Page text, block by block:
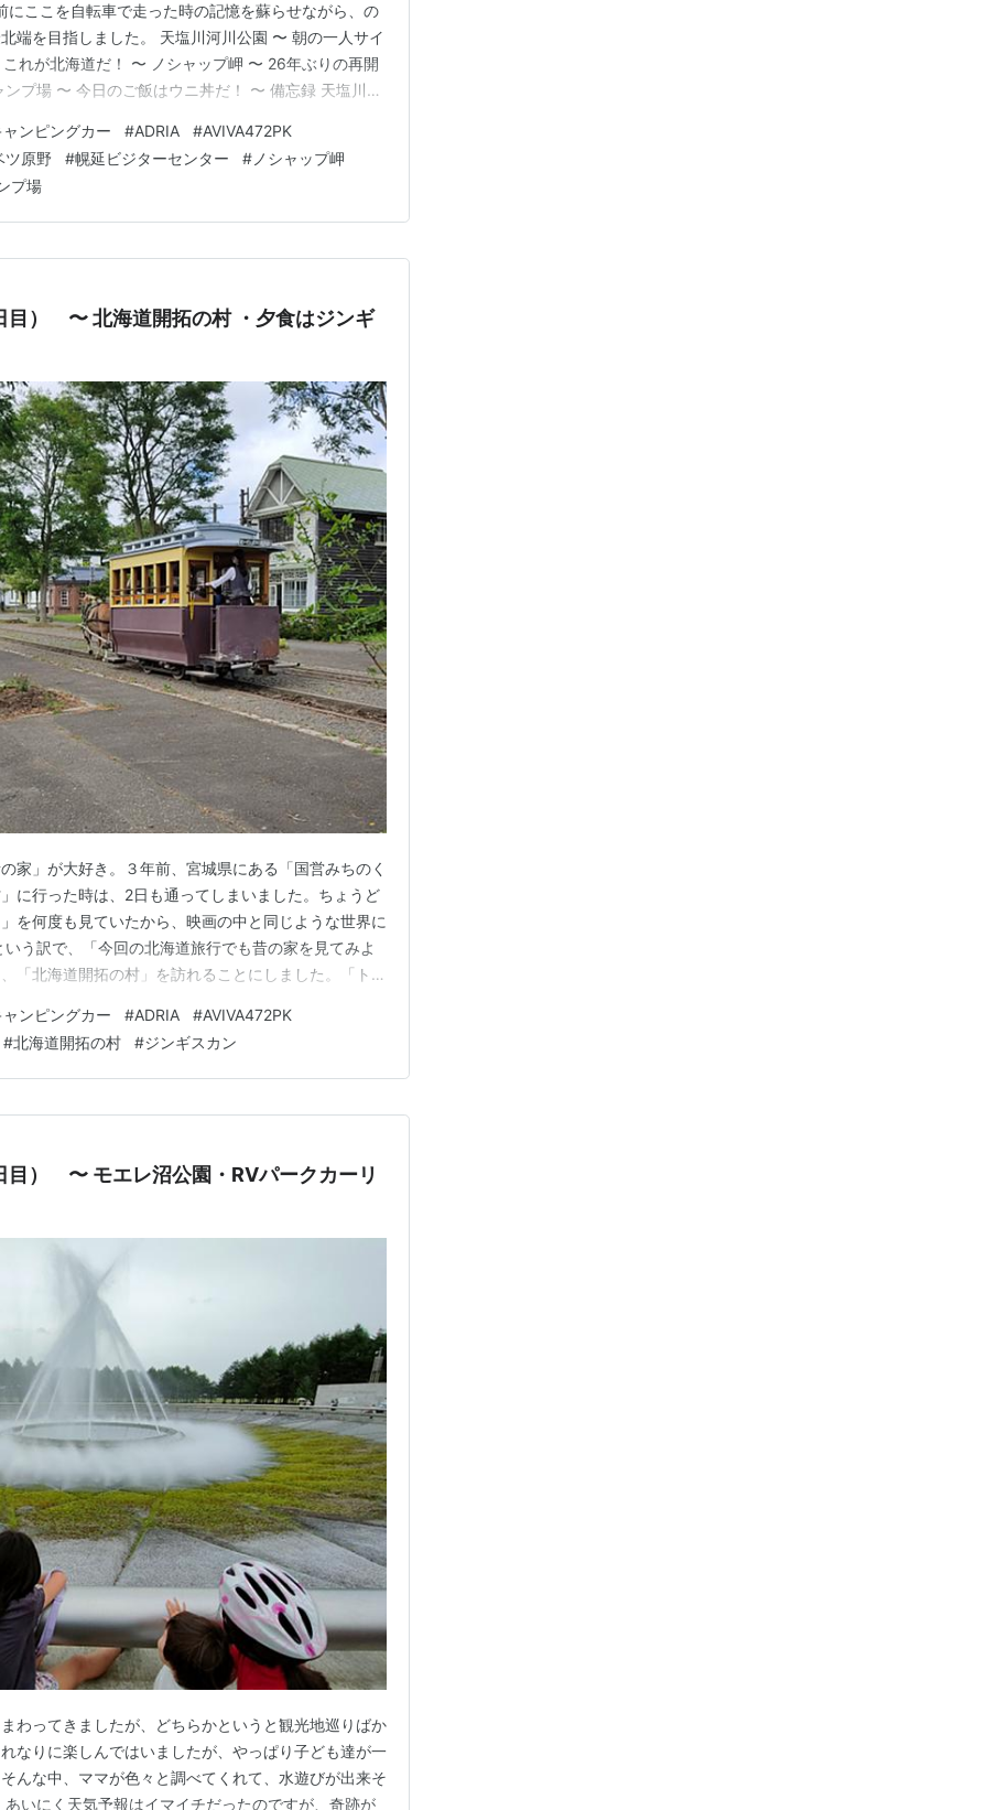
ここを自転車で走った時の記憶を蘇らせながら、の
端を目指しました。 天塩川河川公園 〜 朝の一人サイ
れが北海道だ！ 〜 ノシャップ岬 〜 26年ぶりの再開
プ場 〜 今日のご飯はウニ丼だ！ 〜 備忘録 天塩川河
は見れてたからね〜。「すぐそこにある！」という
ャンピングカー #ADRIA #AVIVA472PK
ツ原野
#幌延ビジターセンター # ノシャップ岬
プ場
） 〜 北海道開拓の村 ・夕食はジンギ
家」が大好き。３年前、宮城県にある「国営みちのく
に行った時は、2日も通ってしまいました。ちょうど
を何度も見ていたから、映画の中と同じような世界に
う訳で、「今回の北海道旅行でも昔の家を見てみよ
「北海道開拓の村」を訪れることにしました。「トト
がった！ 北海道開拓の村 夕食はジンギスカン 備忘
21℃。今日も全国…
ャンピングカー #ADRIA #AVIVA472PK
#北海道開拓の村 #ジンギスカン
） 〜 モエレ沼公園・RVパークカーリ
わってきましたが、どちらかというと観光地巡りばか
なりに楽しんではいましたが、やっぱり子ども達が一
んな中、ママが色々と調べてくれて、水遊びが出来そ
いにく天気予報はイマイチだったのですが、奇跡が